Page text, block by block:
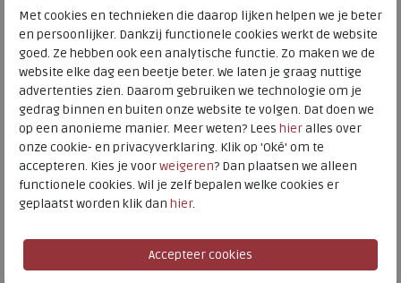
Hulp nodig? bel: 0229 760 760
Gratis verzending binnen Nederland*
Voor 14:00 uur besteld = dezelfde werkdag verzonden*
Altijd retourneren, binnen 1 werkdag terugbetaald
Merk
FitFlop
ffgo2231
Met cookies en technieken die daarop lijken helpen we je beter
en persoonlijker. Dankzij functionele cookies werkt de website
goed. Ze hebben ook een analytische functie. Zo maken we de
website elke dag een beetje beter. We laten je graag nuttige
advertenties zien. Daarom gebruiken we technologie om je
gedrag binnen en buiten onze website te volgen. Dat doen we
op een anonieme manier. Meer weten? Lees hieralles over
onze cookie- en privacyverklaring. Klik op 'Oké' om te
accepteren. Kies je voorweigeren? Dan plaatsen we alleen
functionele cookies. Wil je zelf bepalen welke cookies er
geplaatst worden klik dan hier.